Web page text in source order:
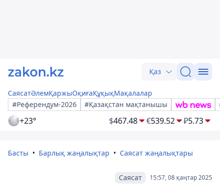
Қаз
СаясатӘлемҚаржыОқиғаҚұқықМақалалар
#Референдум-2026
#Қазақстан мақтанышы
+23° $467.48 €539.52 ₽5.73
Басты Барлық жаңалықтар Саясат жаңалықтары
15:57, 08 қаңтар 2025
Саясат